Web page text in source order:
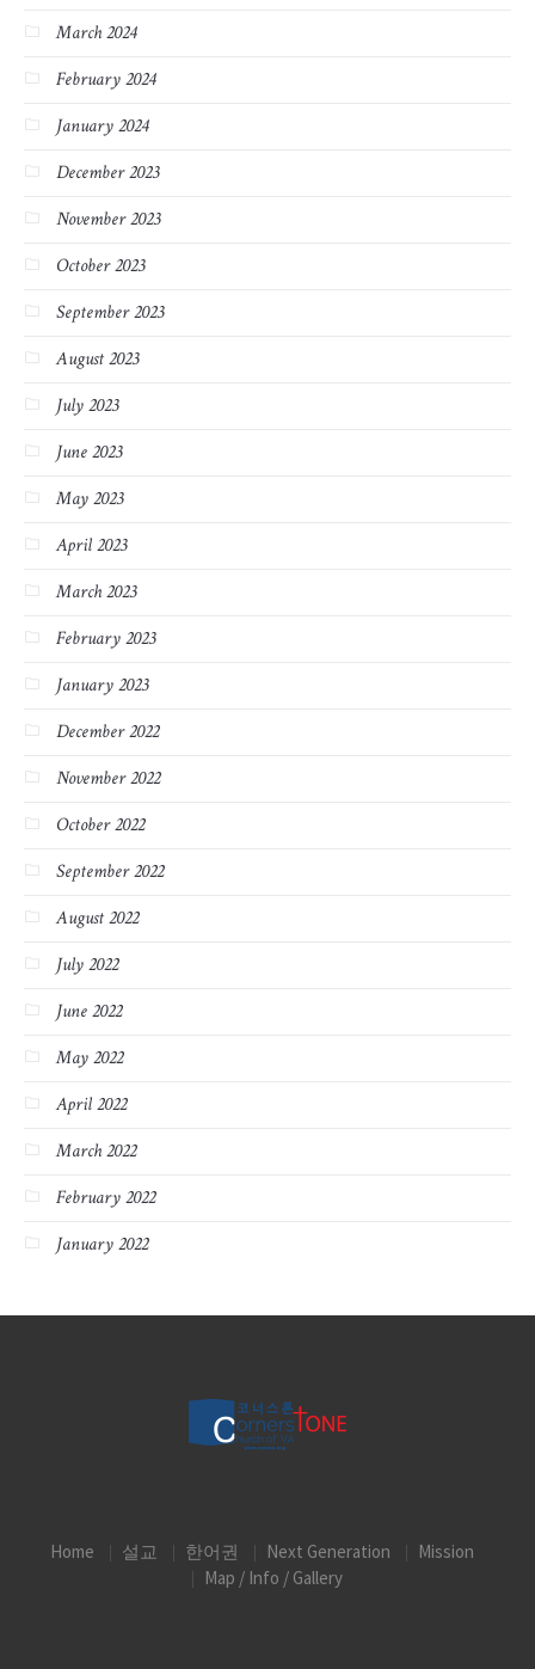
March 2024
February 2024
January 2024
December 2023
November 2023
October 2023
September 2023
August 2023
July 2023
June 2023
May 2023
April 2023
March 2023
February 2023
January 2023
December 2022
November 2022
October 2022
September 2022
August 2022
July 2022
June 2022
May 2022
April 2022
March 2022
February 2022
January 2022
Home 설교 한어권 Next Generation
Mission
Map / Info / Gallery